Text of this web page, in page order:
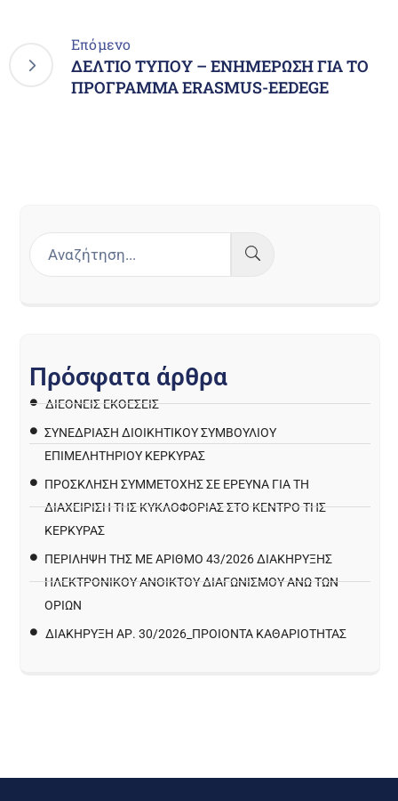
Επόμενο
ΔΕΛΤΙΟ ΤΥΠΟΥ – ΕΝΗΜΕΡΩΣΗ ΓΙΑ ΤΟ
ΠΡΟΓΡΑΜΜΑ ERASMUS-EEDEGE
Πρόσφατα άρθρα
ΔΙΕΘΝΕΙΣ ΕΚΘΕΣΕΙΣ
ΣΥΝΕΔΡΙΑΣΗ ΔΙΟΙΚΗΤΙΚΟΥ ΣΥΜΒΟΥΛΙΟΥ
ΕΠΙΜΕΛΗΤΗΡΙΟΥ ΚΕΡΚΥΡΑΣ
ΠΡΌΣΚΛΗΣΗ ΣΥΜΜΕΤΟΧΉΣ ΣΕ ΈΡΕΥΝΑ ΓΙΑ ΤΗ
ΔΙΑΧΕΊΡΙΣΗ ΤΗΣ ΚΥΚΛΟΦΟΡΊΑΣ ΣΤΟ ΚΈΝΤΡΟ ΤΗΣ
ΚΈΡΚΥΡΑΣ
ΠΕΡΙΛΗΨΗ ΤΗΣ ΜΕ ΑΡΙΘΜΟ 43/2026 ΔΙΑΚΗΡΥΞΗΣ
ΗΛΕΚΤΡΟΝΙΚΟΥ ΑΝΟΙΚΤΟΥ ΔΙΑΓΩΝΙΣΜΟΥ ΑΝΩ ΤΩΝ
ΟΡΙΩΝ
ΔΙΑΚΉΡΥΞΗ ΑΡ. 30/2026_ΠΡΟΙΌΝΤΑ ΚΑΘΑΡΙΌΤΗΤΑΣ